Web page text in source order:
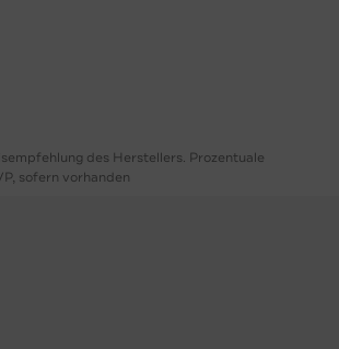
des Herstellers. Prozentuale
sofern vorhanden